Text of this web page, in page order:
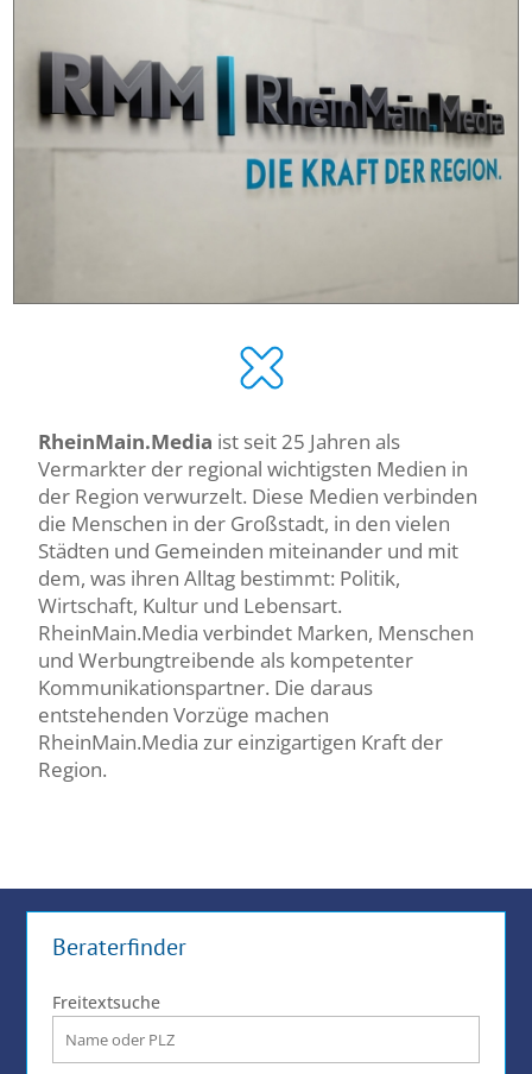
RheinMain.Media ist seit 25 Jahren als
Vermarkter der regional wichtigsten Medien in
der Region verwurzelt. Diese Medien verbinden
die Menschen in der Großstadt, in den vielen
Städten und Gemeinden miteinander und mit
dem, was ihren Alltag bestimmt: Politik,
Wirtschaft, Kultur und Lebensart.
RheinMain.Media verbindet Marken, Menschen
und Werbungtreibende als kompetenter
Kommunikationspartner. Die daraus
entstehenden Vorzüge machen
RheinMain.Media zur einzigartigen Kraft der
Region.
Beraterfinder
Freitextsuche